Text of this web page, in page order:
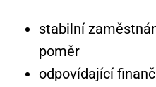
stabilní
poměr
odpovídající